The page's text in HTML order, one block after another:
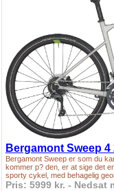
Bergamont Sweep 4
Bergamont Sweep er som du
kommer p? den, er at sige det
sporty cykel, med behagelig
Pris: 5999 kr. - Nedsat